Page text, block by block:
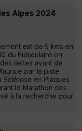
Alpes 2024
est de 5 kms en
du Funiculaire en
ilettes avant de
par la piste
Sclérose en Plaques
le Marathon des
à la recherche pour